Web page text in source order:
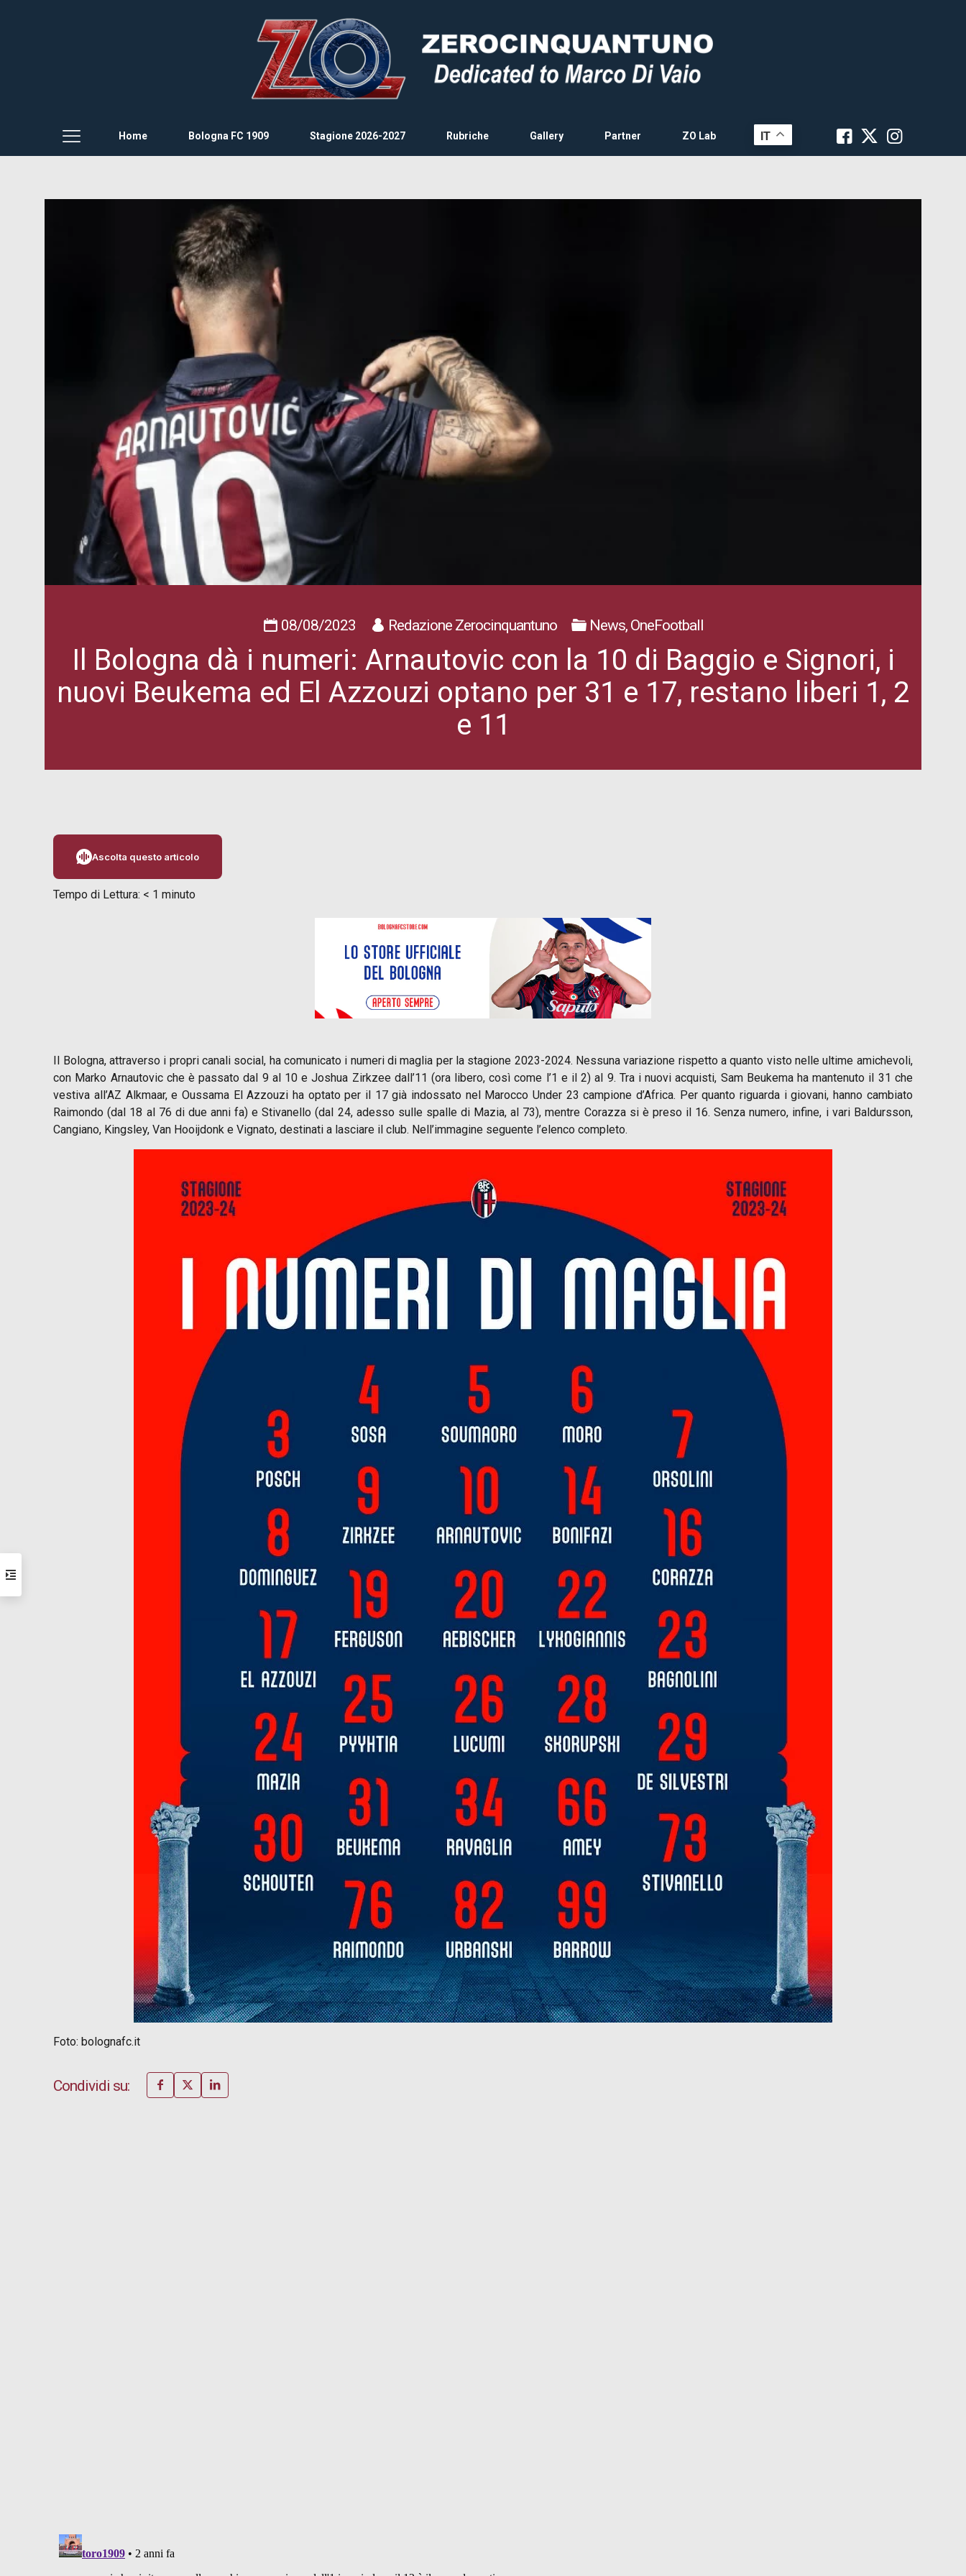
Home Bologna FC 1909 Stagione 2026-2027 Rubriche Gallery Partner ZO Lab IT
08/08/2023 Redazione Zerocinquantuno News, OneFootball
Il Bologna dà i numeri: Arnautovic con la 10 di Baggio e Signori, i
nuovi Beukema ed El Azzouzi optano per 31 e 17, restano liberi 1, 2
e 11
Ascolta questo articolo
Tempo di Lettura: < 1 minuto
Il Bologna, attraverso i propri canali social, ha comunicato i numeri di maglia per la stagione 2023-2024. Nessuna variazione rispetto a quanto visto nelle ultime amichevoli,
con Marko Arnautovic che è passato dal 9 al 10 e Joshua Zirkzee dall’11 (ora libero, così come l’1 e il 2) al 9. Tra i nuovi acquisti, Sam Beukema ha mantenuto il 31 che
vestiva all’AZ Alkmaar, e Oussama El Azzouzi ha optato per il 17 già indossato nel Marocco Under 23 campione d’Africa. Per quanto riguarda i giovani, hanno cambiato
Raimondo (dal 18 al 76 di due anni fa) e Stivanello (dal 24, adesso sulle spalle di Mazia, al 73), mentre Corazza si è preso il 16. Senza numero, infine, i vari Baldursson,
Cangiano, Kingsley, Van Hooijdonk e Vignato, destinati a lasciare il club. Nell’immagine seguente l’elenco completo.
Foto: bolognafc.it
Condividi su: